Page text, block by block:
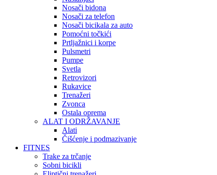
Nosači bidona
Nosači za telefon
Nosači bicikala za auto
Pomoćni točkići
Prtljažnici i korpe
Pulsmetri
Pumpe
Svetla
Retrovizori
Rukavice
Trenažeri
Zvonca
Ostala oprema
ALAT I ODRŽAVANJE
Alati
Čišćenje i podmazivanje
FITNES
Trake za trčanje
Sobni bicikli